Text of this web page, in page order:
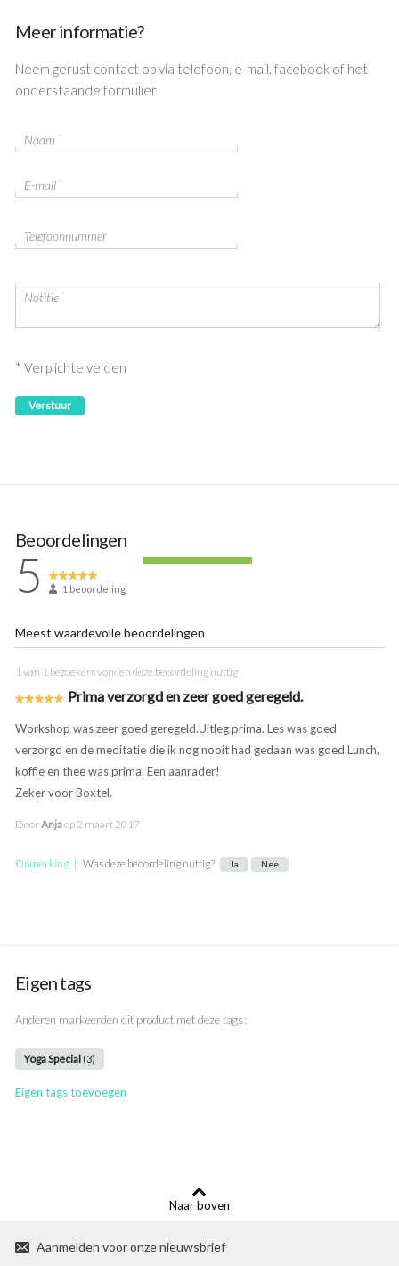
Meer informatie?
Neem gerust contact op via telefoon, e-mail, facebook of het
onderstaande formulier
*
Naam
*
E-mail
Telefoonnummer
*
Notitie
* Verplichte velden
Verstuur
Beoordelingen
5 1 beoordeling
Meest waardevolle beoordelingen
1 van 1 bezoekers vonden deze beoordeling nuttig
Prima verzorgd en zeer goed geregeld.
Workshop was zeer goed geregeld.Uitleg prima. Les was goed
verzorgd en de meditatie die ik nog nooit had gedaan was goed.Lunch,
koffie en thee was prima. Een aanrader!
Zeker voor Boxtel.
DoorAnjaop2 maart 2017
Opmerking Was deze beoordeling nuttig? Ja Nee
Eigen tags
Anderen markeerden dit product met deze tags:
Yoga Special (3)
Eigen tags toevoegen
Naar boven
Aanmelden voor onze nieuwsbrief